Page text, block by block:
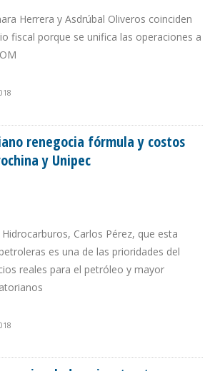
Herrera y Asdrúbal Oliveros coinciden
fiscal porque se unifica las operaciones a
renegocia fórmula y costos
y Unipec
Carlos Pérez, que esta
es una de las prioridades del
reales para el petróleo y mayor